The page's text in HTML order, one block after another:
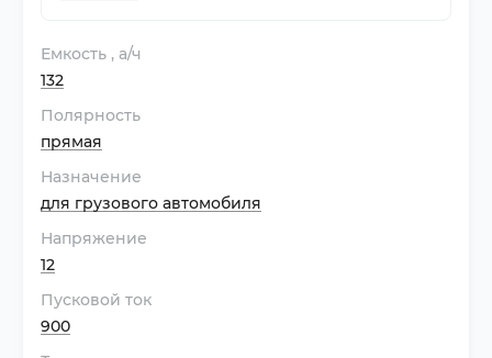
Емкость , а/ч
132
Полярность
прямая
Назначение
для грузового автомобиля
Напряжение
12
Пусковой ток
900